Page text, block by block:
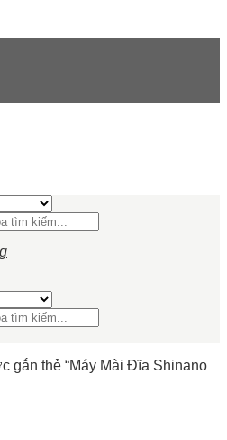
gắn thẻ “Máy Mài Đĩa Shinano